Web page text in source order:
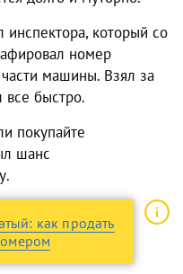
который со
номер
машины. Взял за
все быстро.
покупайте
шанс
как продать